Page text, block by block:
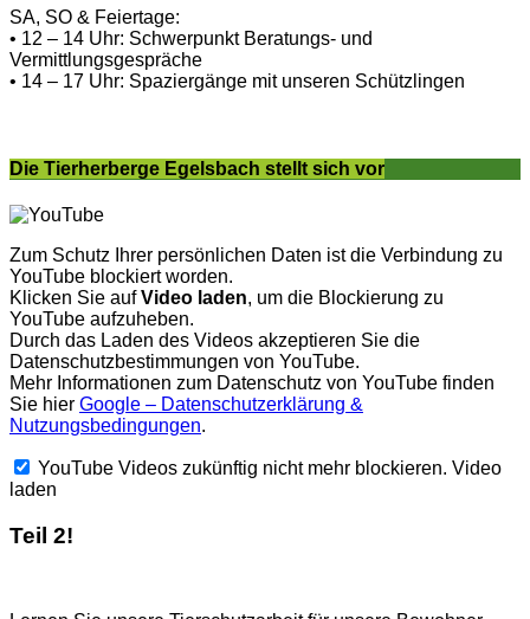
SA, SO & Feiertage:
• 12 – 14 Uhr: Schwerpunkt Beratungs- und
Vermittlungsgespräche
• 14 – 17 Uhr: Spaziergänge mit unseren Schützlingen
Die Tierherberge Egelsbach stellt sich vor
Zum Schutz Ihrer persönlichen Daten ist die Verbindung zu
YouTube blockiert worden.
Klicken Sie aufVideo laden, um die Blockierung zu
YouTube aufzuheben.
Durch das Laden des Videos akzeptieren Sie die
Datenschutzbestimmungen von YouTube.
Mehr Informationen zum Datenschutz von YouTube finden
Sie hier Google – Datenschutzerklärung &
Nutzungsbedingungen.
YouTube Videos zukünftig nicht mehr blockieren. Video
laden
Teil 2!